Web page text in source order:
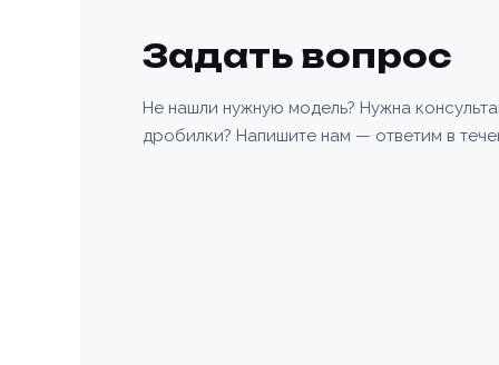
Задать вопрос
Не нашли нужную модель? Нужна
дробилки? Напишите нам — ответим в